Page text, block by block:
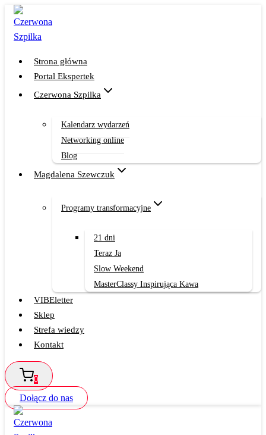
Przejdź
treści
Strona główna
Portal Ekspertek
Czerwona Szpilka
Kalendarz wydarzeń
Networking online
Blog
Magdalena Szewczuk
Programy transformacyjne
21 dni
Teraz Ja
Slow Weekend
MasterClassy Inspirująca Kawa
VIBEletter
Sklep
Strefa wiedzy
Kontakt
0
Dołącz do nas